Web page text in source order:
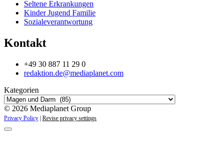
Seltene Erkrankungen
Kinder Jugend Familie
Sozialeverantwortung
Kontakt
+49 30 887 11 29 0
redaktion.de@mediaplanet.com
Kategorien
© 2026 Mediaplanet Group
Privacy Policy | Revise privacy settings